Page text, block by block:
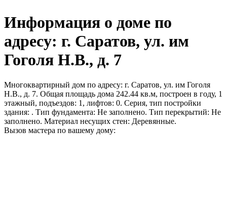
Информация о доме по
адресу: г. Саратов, ул. им
Гоголя Н.В., д. 7
Многоквартирный дом по адресу: г. Саратов, ул. им Гоголя
Н.В., д. 7. Общая площадь дома 242.44 кв.м, построен в году, 1
этажный, подъездов: 1, лифтов: 0. Серия, тип постройки
здания: . Тип фундамента: Не заполнено. Тип перекрытий: Не
заполнено. Материал несущих стен: Деревянные.
Вызов мастера по вашему дому: